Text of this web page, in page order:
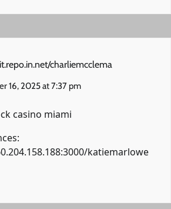
charliemcclema
16, 2025 at 7:37 pm
casino miami
katiemarlowe